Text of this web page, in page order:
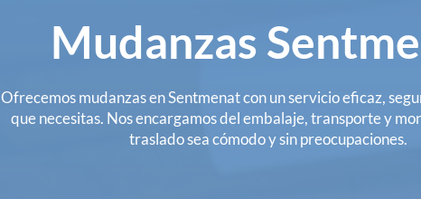
Mudanzas
Ofrecemos mudanzas en Sentmenat con un servicio eficaz,
que necesitas. Nos encargamos del embalaje, transporte y
traslado sea cómodo y sin preocupaciones.